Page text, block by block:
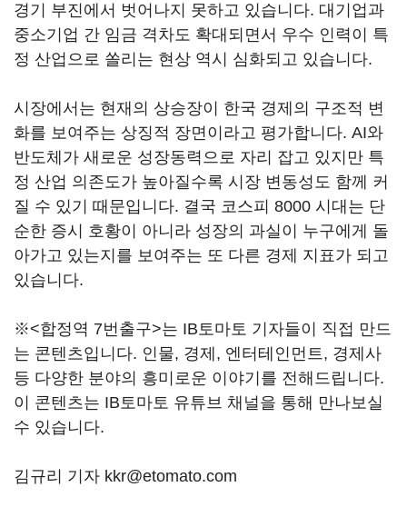
경기 부진에서 벗어나지 못하고 있습니다. 대기업과
중소기업 간 임금 격차도 확대되면서 우수 인력이 특
정 산업으로 쏠리는 현상 역시 심화되고 있습니다.
시장에서는 현재의 상승장이 한국 경제의 구조적 변
화를 보여주는 상징적 장면이라고 평가합니다. AI와
반도체가 새로운 성장동력으로 자리 잡고 있지만 특
정 산업 의존도가 높아질수록 시장 변동성도 함께 커
질 수 있기 때문입니다. 결국 코스피 8000 시대는 단
순한 증시 호황이 아니라 성장의 과실이 누구에게 돌
아가고 있는지를 보여주는 또 다른 경제 지표가 되고
있습니다.
※<합정역 7번출구>는 IB토마토 기자들이 직접 만드
는 콘텐츠입니다. 인물, 경제, 엔터테인먼트, 경제사
등 다양한 분야의 흥미로운 이야기를 전해드립니다.
이 콘텐츠는 IB토마토 유튜브 채널을 통해 만나보실
수 있습니다.
김규리 기자 kkr@etomato.com